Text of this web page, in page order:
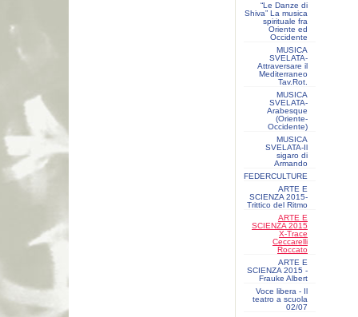
“Le Danze di
Shiva” La musica
spirituale fra
Oriente ed
Occidente
MUSICA
SVELATA-
Attraversare il
Mediterraneo
Tav.Rot.
MUSICA
SVELATA-
Arabesque
(Oriente-
Occidente)
MUSICA
SVELATA-Il
sigaro di
Armando
FEDERCULTURE
ARTE E
SCIENZA 2015-
Trittico del Ritmo
ARTE E
SCIENZA 2015
X-Trace
Ceccarelli
Roccato
ARTE E
SCIENZA 2015 -
Frauke Albert
Voce libera - Il
teatro a scuola
02/07